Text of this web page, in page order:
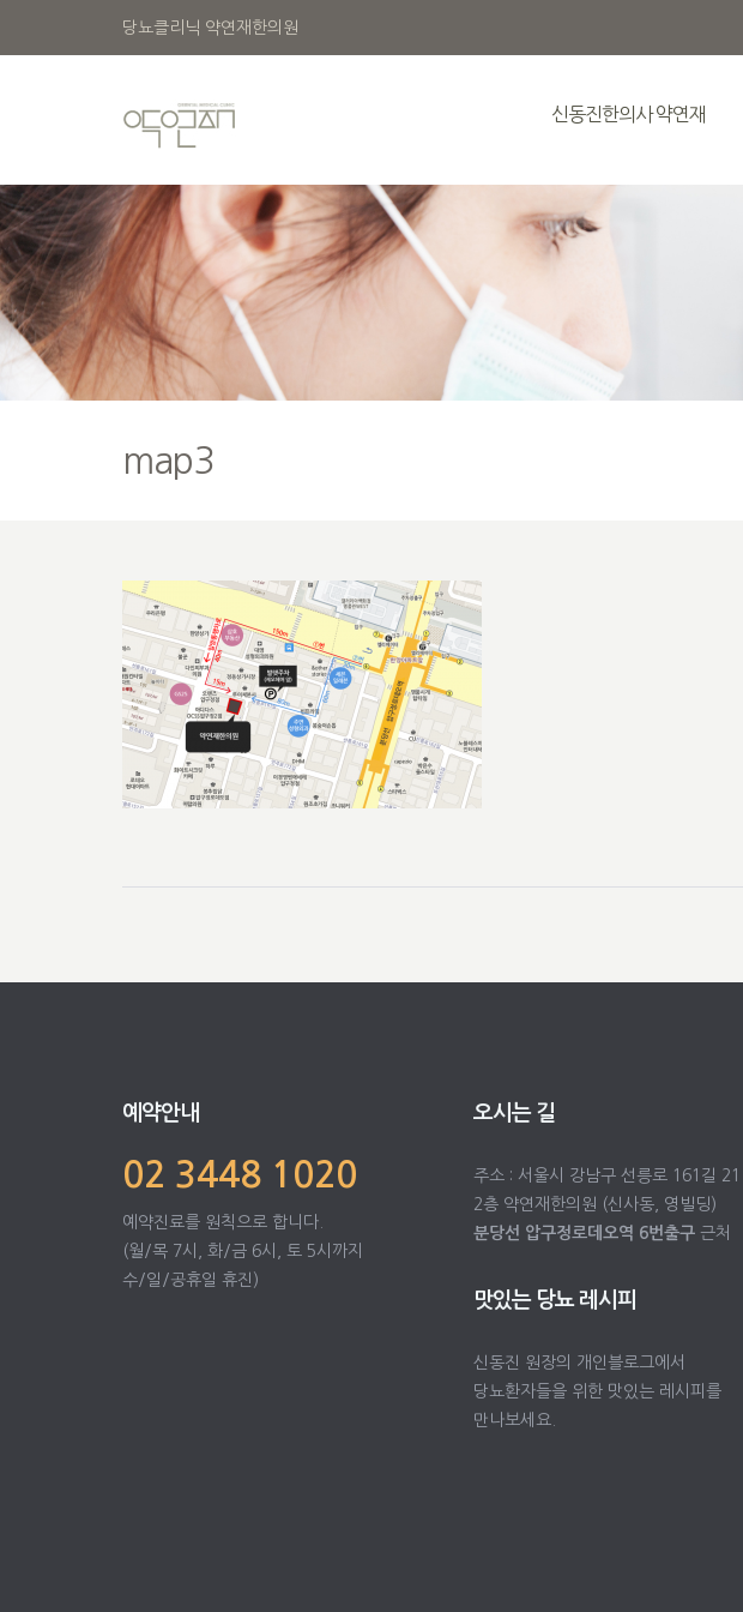
당뇨클리닉 약연재한의원
신동진한의사 약연재
map3
예약안내
02 3448 1020
예약진료를 원칙으로 합니다.
(월/목 7시, 화/금 6시, 토 5시까지
수/일/공휴일 휴진)
오시는 길
주소 : 서울시 강남구 선릉로 161길 21
2층 약연재한의원 (신사동, 영빌딩)
분당선 압구정로데오역 6번출구근처
맛있는 당뇨 레시피
신동진 원장의 개인블로그에서
당뇨환자들을 위한 맛있는 레시피를
만나보세요.